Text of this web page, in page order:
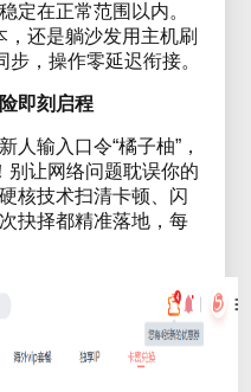
定在正常范围以内。
还是躺沙发用主机刷
步，操作零延迟衔接。
即刻启程
人输入口令“橘子柚”，
别让网络问题耽误你的
核技术扫清卡顿、闪
抉择都精准落地，每